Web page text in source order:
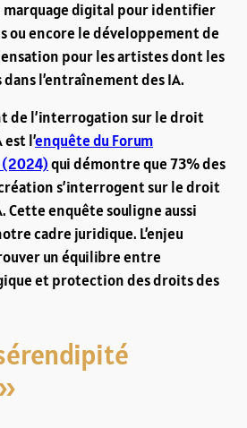
marquage digital pour identifier
ou encore le développement de
pour les artistes dont les
l’entraînement des IA.
de l’interrogation sur le droit
est l’enquête du Forum
(2024)qui démontre que 73% des
s’interrogent sur le droit
Cette enquête souligne aussi
cadre juridique. L’enjeu
un équilibre entre
et protection des droits des